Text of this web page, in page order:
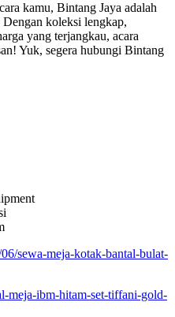
kamu, Bintang Jaya adalah
koleksi lengkap,
yang terjangkau, acara
Yuk, segera hubungi Bintang
sewa-meja-kotak-bantal-bulat-
meja-ibm-hitam-set-tiffani-gold-